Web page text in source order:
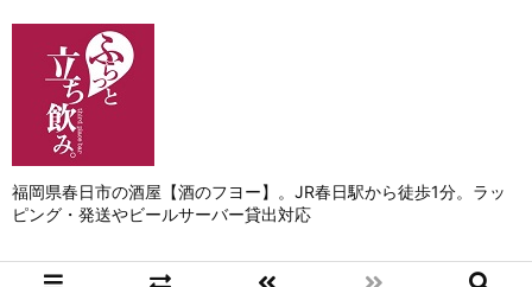
福岡県春日市の酒屋【酒のフヨー】。JR春日駅から徒歩1分。ラッ
ピング・発送やビールサーバー貸出対応